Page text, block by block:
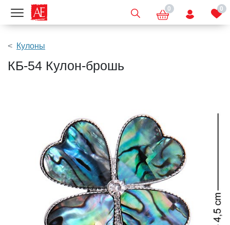
Показать меню 0 0
Кулоны
КБ-54 Кулон-брошь